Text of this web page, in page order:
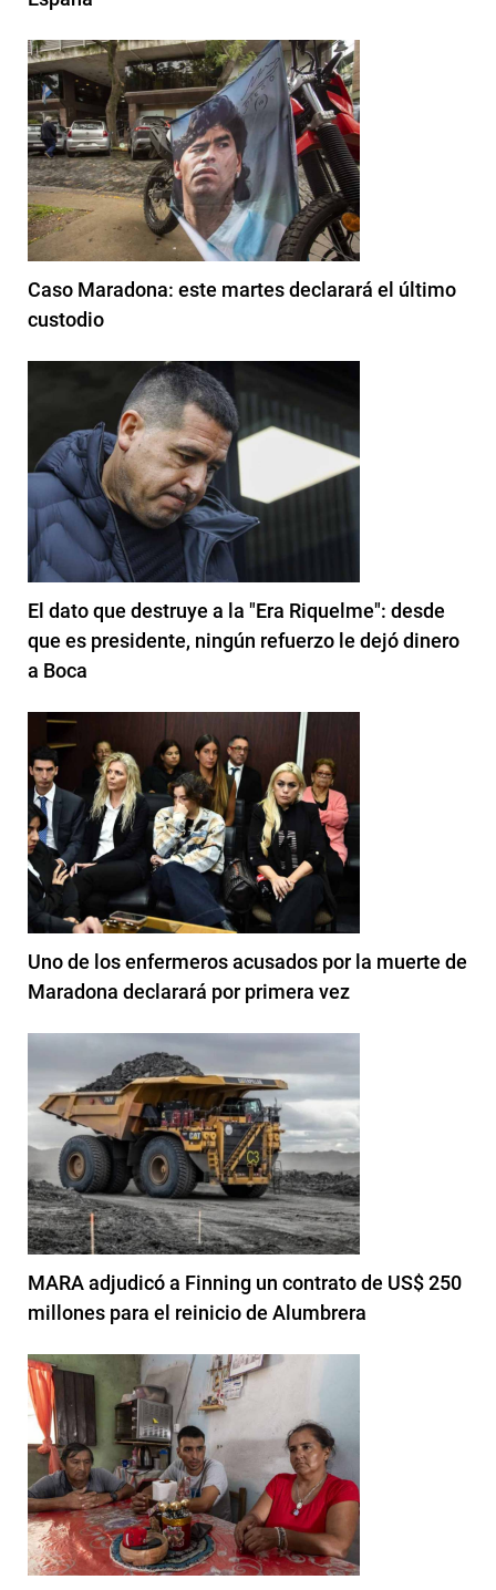
Caso Maradona: este martes declarará el último
custodio
El dato que destruye a la "Era Riquelme": desde
que es presidente, ningún refuerzo le dejó dinero
a Boca
Uno de los enfermeros acusados por la muerte de
Maradona declarará por primera vez
MARA adjudicó a Finning un contrato de US$ 250
millones para el reinicio de Alumbrera